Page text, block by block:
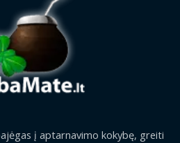
į aptarnavimo kokybę, greiti